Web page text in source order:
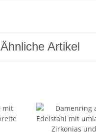
Ähnliche Artikel